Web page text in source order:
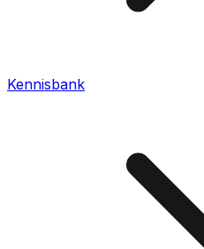
Kennisbank